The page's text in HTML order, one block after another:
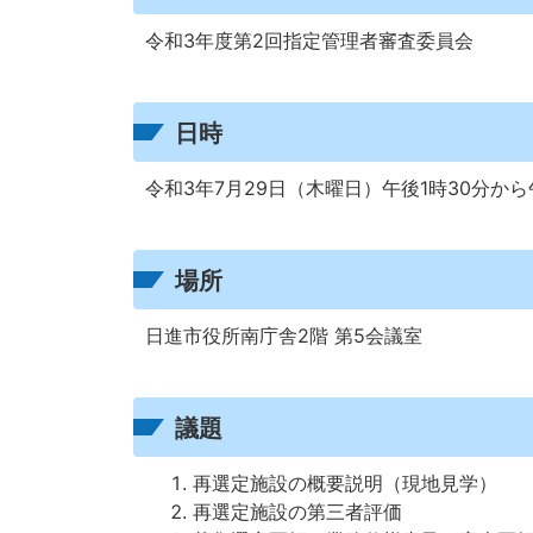
令和3年度第2回指定管理者審査委員会
日時
令和3年7月29日（木曜日）午後1時30分か
場所
日進市役所南庁舎2階 第5会議室
議題
再選定施設の概要説明（現地見学）
再選定施設の第三者評価